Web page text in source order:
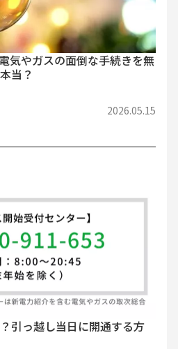
気やガスの面倒な手続きを無
当？
2026.05.15
引っ越し当日に開通する方
Webで手続き